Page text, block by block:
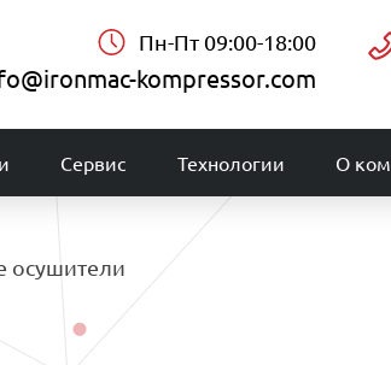
Пн-Пт 09:00-18:00
kompressor.com
Сервис Технологии О
осушители